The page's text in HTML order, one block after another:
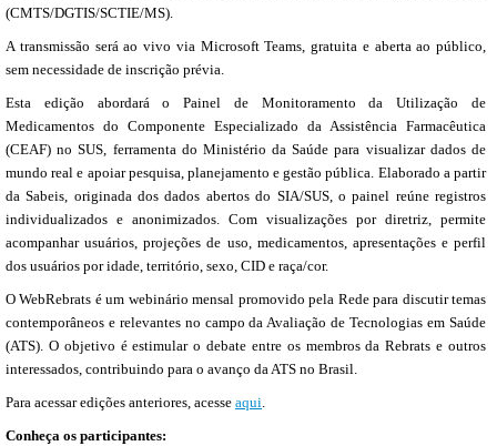
(CMTS/DGTIS/SCTIE/MS).
A transmissão será ao vivo via Microsoft Teams, gratuita e aberta ao público,
sem necessidade de inscrição prévia.
Esta edição abordará o Painel de Monitoramento da Utilização de
Medicamentos do Componente Especializado da Assistência Farmacêutica
(CEAF) no SUS, ferramenta do Ministério da Saúde para visualizar dados de
mundo real e apoiar pesquisa, planejamento e gestão pública. Elaborado a partir
da Sabeis, originada dos dados abertos do SIA/SUS, o painel reúne registros
individualizados e anonimizados. Com visualizações por diretriz, permite
acompanhar usuários, projeções de uso, medicamentos, apresentações e perfil
dos usuários por idade, território, sexo, CID e raça/cor.
O WebRebrats é um webinário mensal promovido pela Rede para discutir temas
contemporâneos e relevantes no campo da Avaliação de Tecnologias em Saúde
(ATS). O objetivo é estimular o debate entre os membros da Rebrats e outros
interessados, contribuindo para o avanço da ATS no Brasil.
Para acessar edições anteriores, acesse aqui.
Conheça os participantes: